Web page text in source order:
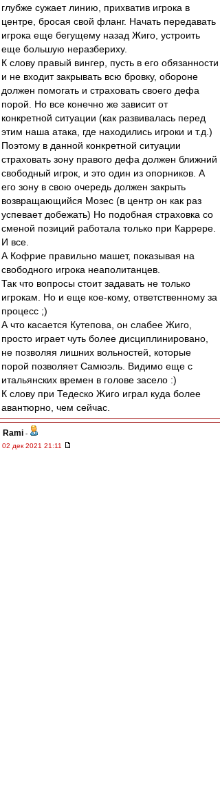
глубже сужает линию, прихватив игрока в
центре, бросая свой фланг. Начать передавать
игрока еще бегущему назад Жиго, устроить
еще большую неразбериху.
К слову правый вингер, пусть в его обязанности
и не входит закрывать всю бровку, обороне
должен помогать и страховать своего дефа
порой. Но все конечно же зависит от
конкретной ситуации (как развивалась перед
этим наша атака, где находились игроки и т.д.)
Поэтому в данной конкретной ситуации
страховать зону правого дефа должен ближний
свободный игрок, и это один из опорников. А
его зону в свою очередь должен закрыть
возвращающийся Мозес (в центр он как раз
успевает добежать) Но подобная страховка со
сменой позиций работала только при Каррере.
И все.
А Кофрие правильно машет, показывая на
свободного игрока неаполитанцев.
Так что вопросы стоит задавать не только
игрокам. Но и еще кое-кому, ответственному за
процесс ;)
А что касается Кутепова, он слабее Жиго,
просто играет чуть более дисциплинировано,
не позволяя лишних вольностей, которые
порой позволяет Самюэль. Видимо еще с
итальянских времен в голове засело :)
К слову при Тедеско Жиго играл куда более
авантюрно, чем сейчас.
Rami -
02 дек 2021 21:11